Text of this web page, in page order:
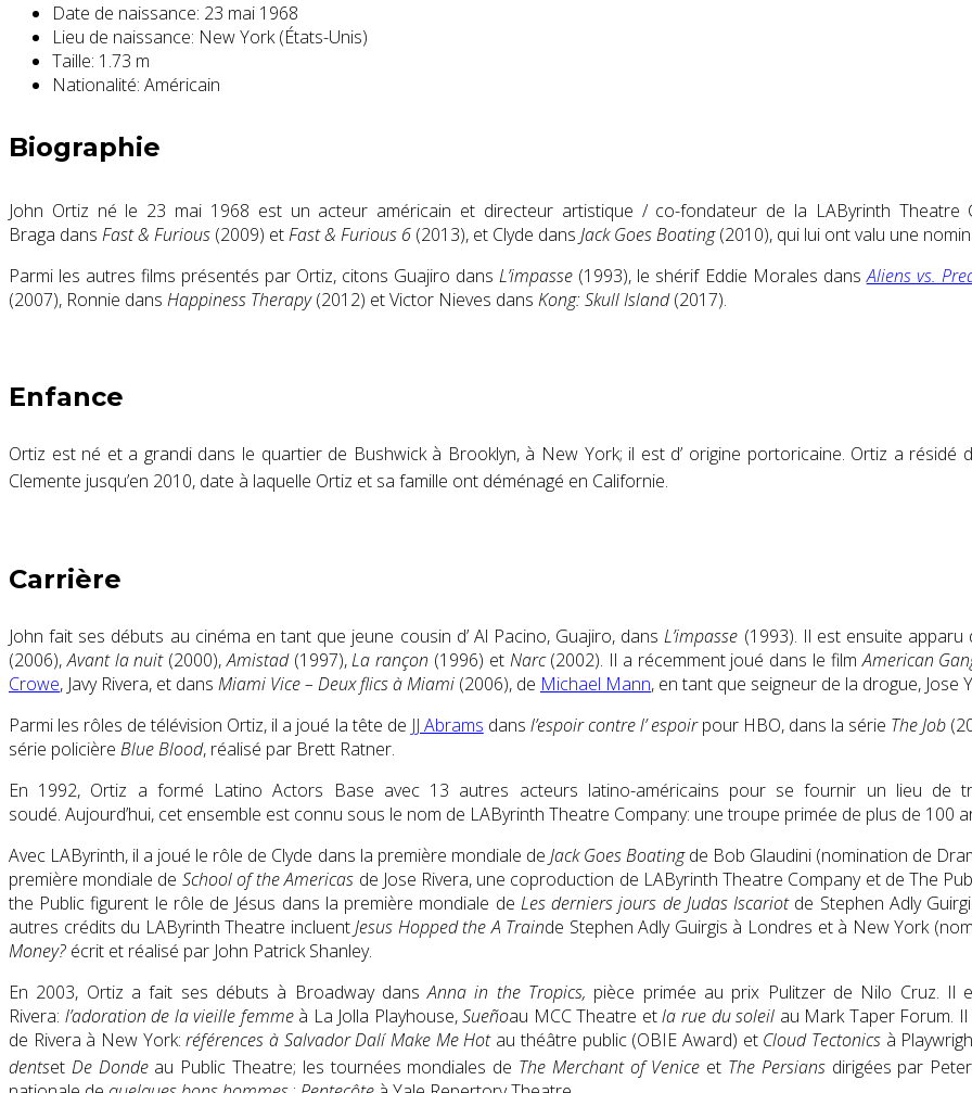
Date de naissance: 23 mai 1968
Lieu de naissance: New York (États-Unis)
Taille: 1.73 m
Nationalité: Américain
Biographie
John Ortiz né le 23 mai 1968 est un acteur américain et directeur artistique / co-fondateur de la LAByrinth
Braga dans Fast & Furious (2009) etFast & Furious 6 (2013), et Clyde dans Jack Goes Boating(2010), qui lui ont valu une
Parmi les autres films présentés par Ortiz, citons Guajiro dansL’impasse (1993), le shérif Eddie Morales dansAliens vs.
(2007), Ronnie dans Happiness Therapy(2012) et Victor Nieves dans Kong: Skull Island(2017).
Enfance
Ortiz est né et a grandi dans le quartier de Bushwick à Brooklyn, à New York; il est d’ origine portoricaine. Ortiz a
Clemente jusqu’en 2010, date à laquelle Ortiz et sa famille ont déménagé en Californie.
Carrière
John fait ses débuts au cinéma en tant que jeune cousin d’ Al Pacino, Guajiro, dansL’impasse (1993). Il est ensuite
(2006),Avant la nuit(2000),Amistad(1997),La rançon (1996) et Narc(2002). Il a récemment joué dans le film American
Crowe, Javy Rivera, et dans Miami Vice – Deux flics à Miami (2006), de Michael Mann, en tant que seigneur de la drogue, Jose
Parmi les rôles de télévision Ortiz, il a joué la tête de JJ Abrams dans l’espoir contre l’ espoirpour HBO, dans la série The Job
série policière Blue Blood, réalisé par Brett Ratner.
En 1992, Ortiz a formé Latino Actors Base avec 13 autres acteurs latino-américains pour se fournir un lieu de
soudé. Aujourd’hui, cet ensemble est connu sous le nom de LAByrinth Theatre Company: une troupe primée de plus de
Avec LAByrinth, il a joué le rôle de Clyde dans la première mondiale de Jack Goes Boatingde Bob Glaudini (nomination de
première mondiale de School of the Americas de Jose Rivera, une coproduction de LAByrinth Theatre Company et de The
the Public figurent le rôle de Jésus dans la première mondiale de Les derniers jours de Judas Iscariotde Stephen Adly
autres crédits du LAByrinth Theatre incluentJesus Hopped the A Trainde Stephen Adly Guirgis à Londres et à New York
Money? écrit et réalisé par John Patrick Shanley.
En 2003, Ortiz a fait ses débuts à Broadway dansAnna in the Tropics, pièce primée au prix Pulitzer de Nilo Cruz. Il
Rivera: l’adoration de la vieille femmeà La Jolla Playhouse,Sueñoau MCC Theatre etla rue du soleil au Mark Taper Forum.
de Rivera à New York:références à Salvador Dalí Make Me Hotau théâtre public (OBIE Award) et Cloud Tectonicsà
dentset De Dondeau Public Theatre; les tournées mondiales de The Merchant of Venice et The Persiansdirigées par